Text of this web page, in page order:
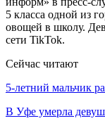
5 класса одной из
овощей в школу.
сети TikTok.
Сейчас читают
5-летний мальчик
В Уфе умерла